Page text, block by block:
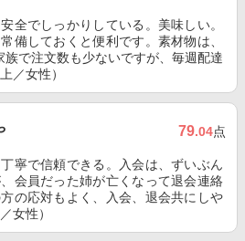
全でしっかりしている。美味しい。
備しておくと便利です。素材物は、
で注文数も少ないですが、毎週配達
／女性）
79.04点
寧で信頼できる。入会は、ずいぶん
会員だった姉が亡くなって退会連絡
の応対もよく、入会、退会共にしや
女性）